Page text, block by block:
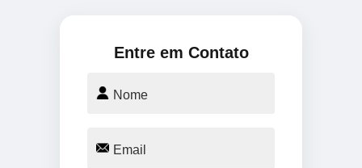
Entre em Contato